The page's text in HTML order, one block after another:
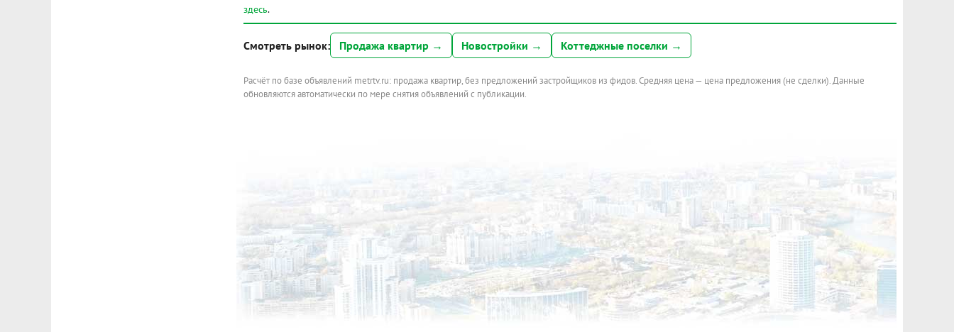
здесь.
Смотреть рынок: Продажа квартир → Новостройки → Коттеджные поселки →
Расчёт по базе объявлений metrtv.ru: продажа квартир, без предложений застройщиков из фидов. Средняя цена — цена предложения (не сделки). Данные
обновляются автоматически по мере снятия объявлений с публикации.